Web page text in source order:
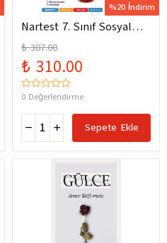
%20 İndirim
Nartest 7. Sınıf Sosyal
Bilgiler Soru Hazinesi
Yeni Maarif Modele
Uygun
₺ 387.00
₺ 310.00
0 Değerlendirme
Sepete Ekle